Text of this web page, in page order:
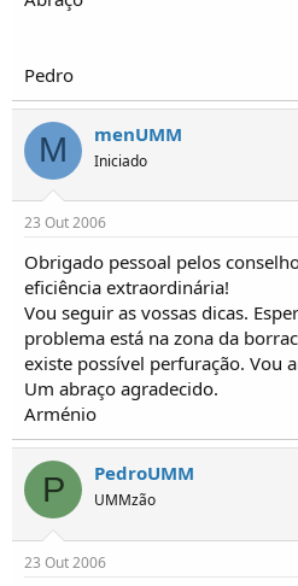
Pedro
M menUMM
Iniciado
23 Out 2006
Obrigado pessoal pelos
eficiência extraordinária!
Vou seguir as vossas dicas.
problema está na zona da
existe possível perfuração. Vou
Um abraço agradecido.
Arménio
P PedroUMM
UMMzão
23 Out 2006